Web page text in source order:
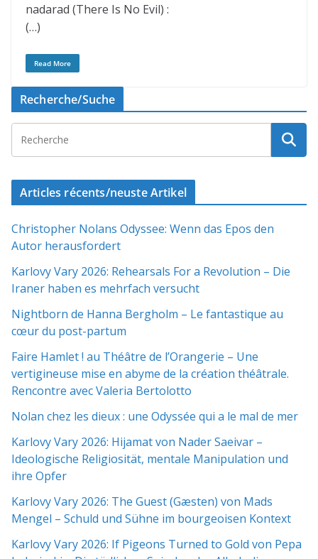
nadarad (There Is No Evil) :
(…)
Read More
Recherche/Suche
Articles récents/neuste Artikel
Christopher Nolans Odyssee: Wenn das Epos den
Autor herausfordert
Karlovy Vary 2026: Rehearsals For a Revolution – Die
Iraner haben es mehrfach versucht
Nightborn de Hanna Bergholm – Le fantastique au
cœur du post-partum
Faire Hamlet ! au Théâtre de l’Orangerie – Une
vertigineuse mise en abyme de la création théâtrale.
Rencontre avec Valeria Bertolotto
Nolan chez les dieux : une Odyssée qui a le mal de mer
Karlovy Vary 2026: Hijamat von Nader Saeivar​​ –
Ideologische Religiosität, mentale Manipulation und
ihre Opfer
Karlovy Vary 2026: The Guest (Gæsten) von Mads
Mengel – Schuld und Sühne im bourgeoisen Kontext
Karlovy Vary 2026: If Pigeons Turned to Gold von Pepa